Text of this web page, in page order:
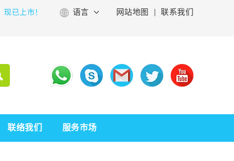
现已上市！ 语言 网站地图 联系我们
联络我们 服务市场